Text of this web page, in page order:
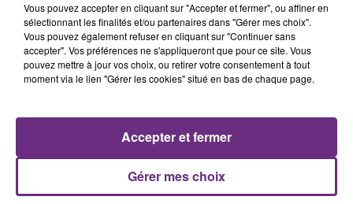
Fever Dream Soiree Mondaine
A L'ANTENNE
Vous pouvez accepter en cliquant sur "Accepter et fermer", ou affiner en
sélectionnant les finalités et/ou partenaires dans "Gérer mes choix".
Vous pouvez également refuser en cliquant sur "Continuer sans
accepter". Vos préférences ne s'appliqueront que pour ce site. Vous
pouvez mettre à jour vos choix, ou retirer votre consentement à tout
moment via le lien "Gérer les cookies" situé en bas de chaque page.
Gérer mes choix
Accepter et fermer